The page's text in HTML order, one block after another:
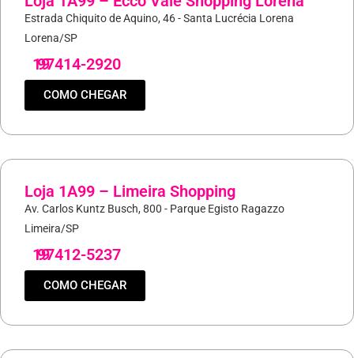
Estrada Chiquito de Aquino, 46 - Santa Lucrécia Lorena
Lorena/SP
19
97414-2920
COMO CHEGAR
Loja 1A99 – Limeira Shopping
Av. Carlos Kuntz Busch, 800 - Parque Egisto Ragazzo
Limeira/SP
19
97412-5237
COMO CHEGAR